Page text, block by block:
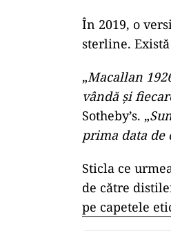
În 2019, o
sterline.
„Macallan
vândă și
Sotheby’s. „
prima data
Sticla ce
de către
pe capetele